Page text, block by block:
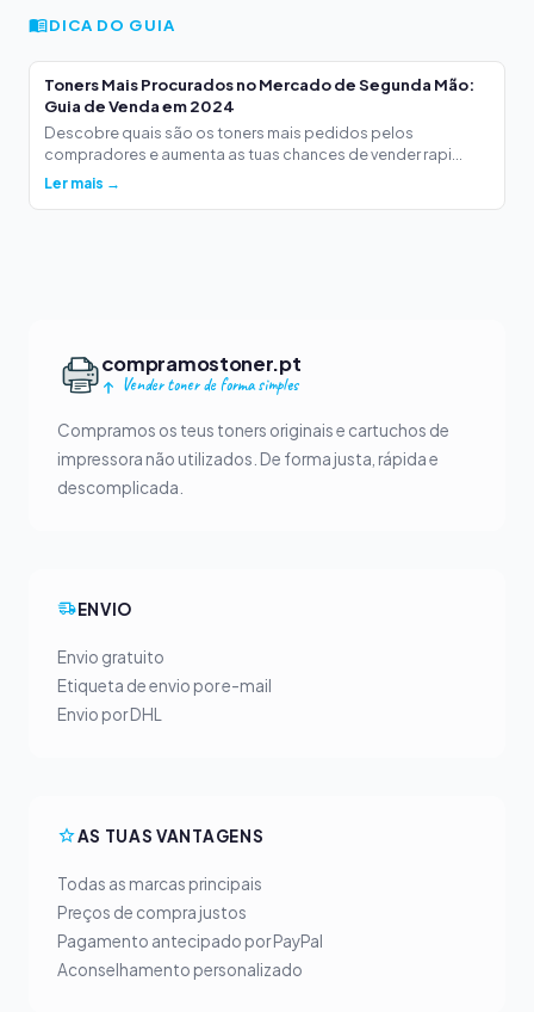
DICA DO GUIA
Toners Mais Procurados no Mercado de Segunda Mão:
Guia de Venda em 2024
Descobre quais são os toners mais pedidos pelos
compradores e aumenta as tuas chances de vender rapi...
Ler mais →
compramostoner.pt
Vender toner de forma simples
Compramos os teus toners originais e cartuchos de
impressora não utilizados. De forma justa, rápida e
descomplicada.
ENVIO
Envio gratuito
Etiqueta de envio por e-mail
Envio por DHL
AS TUAS VANTAGENS
Todas as marcas principais
Preços de compra justos
Pagamento antecipado por PayPal
Aconselhamento personalizado